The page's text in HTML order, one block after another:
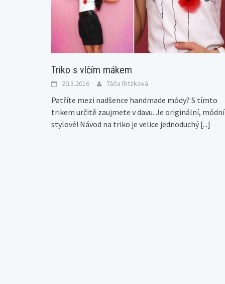
Triko s vlčím mákem
20.3.2016 Táňa Ritzková
Patříte mezi nadšence handmade módy? S tímto
trikem určitě zaujmete v davu. Je originální,
stylové! Návod na triko je velice jednoduchý [...]